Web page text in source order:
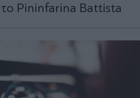
τo Pininfarina Battista